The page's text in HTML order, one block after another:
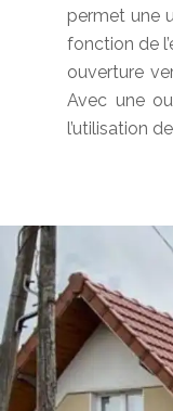
permet une
fonction de
ouverture
Avec une
l’utilisation